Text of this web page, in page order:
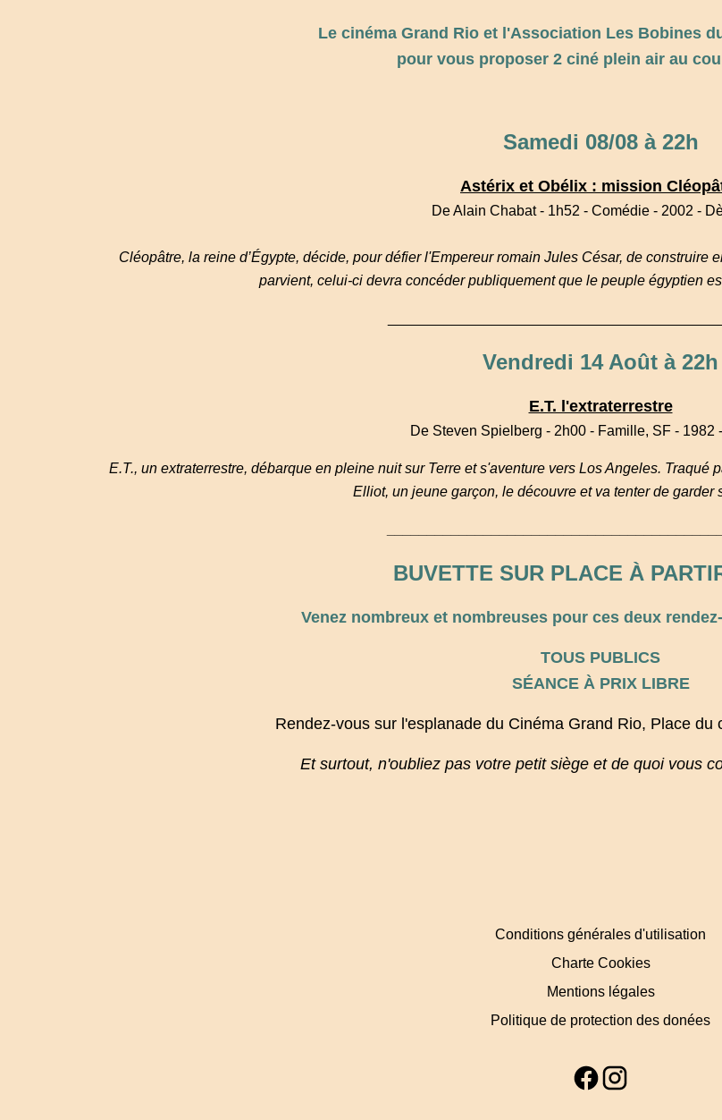
Le cinéma Grand Rio et l'Association Les Bobines
pour vous proposer 2 ciné plein air au
Samedi 08/08 à 22h
Astérix et Obélix : mission
De Alain Chabat - 1h52 - Comédie - 2002 -
Cléopâtre, la reine d’Égypte, décide, pour défier l'Empereur romain Jules César, de
parvient, celui-ci devra concéder publiquement que le peuple égyptien
Vendredi 14 Août à 22h
E.T. l'extraterrestre
De Steven Spielberg - 2h00 - Famille, SF - 1982
E.T., un extraterrestre, débarque en pleine nuit sur Terre et s'aventure vers Los Angeles.
Elliot, un jeune garçon, le découvre et va tenter de garder
BUVETTE SUR PLACE À
Venez nombreux et nombreuses pour ces deux
TOUS PUBLICS
SÉANCE À PRIX LIBRE
Rendez-vous sur l'esplanade du Cinéma Grand Rio, Place du
Et surtout, n'oubliez pas votre petit siège et de quoi vous
Conditions générales d'utilisation
Charte Cookies
Mentions légales
Politique de protection des donées